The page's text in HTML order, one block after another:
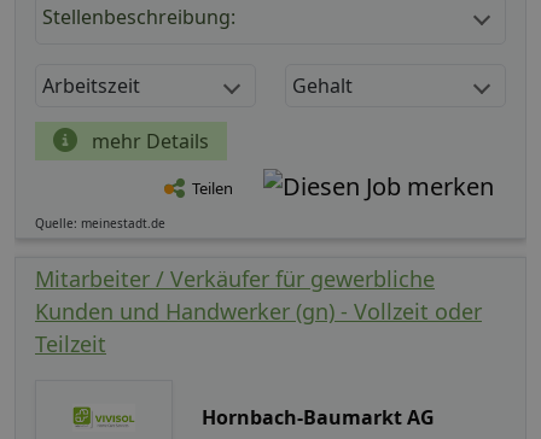
Stellenbeschreibung:
Arbeitszeit Gehalt
mehr Details
Teilen
Quelle: meinestadt.de
Mitarbeiter / Verkäufer für gewerbliche
Kunden und Handwerker (gn) - Vollzeit oder
Teilzeit
Hornbach-Baumarkt AG